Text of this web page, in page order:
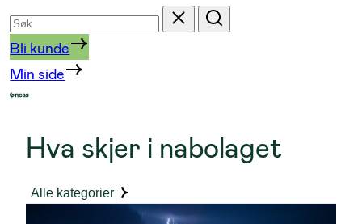
Søk
etter
Tilbakestill
Søk
Bli kunde
Min side
Hva skjer i nabolaget
Alle kategorier